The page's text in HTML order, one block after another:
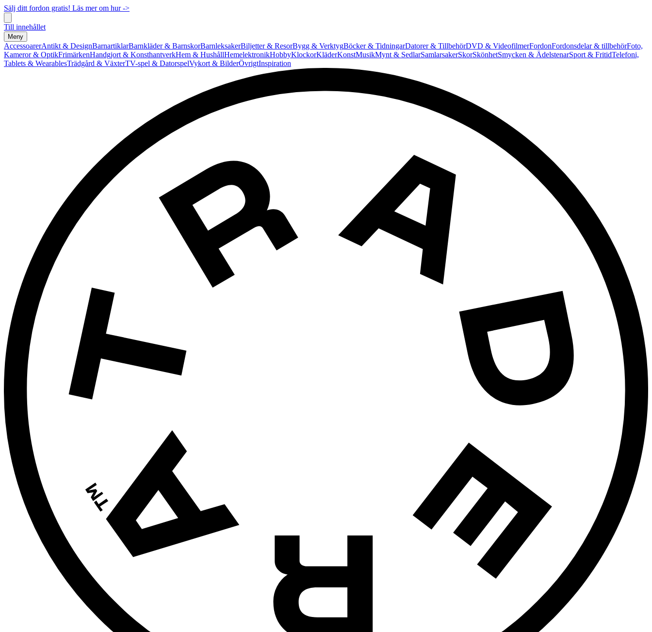
Sälj ditt fordon gratis! Läs mer om hur ->
Till innehållet
Meny
AccessoarerAntikt & DesignBarnartiklarBarnkläder & BarnskorBarnleksakerBiljetter & ResorBygg & VerktygBöcker & TidningarDatorer & TillbehörDVD & VideofilmerFordonFordonsdelar & tillbehörFoto,
Kameror & OptikFrimärkenHandgjort & KonsthantverkHem & HushållHemelektronikHobbyKlockorKläderKonstMusikMynt & SedlarSamlarsakerSkorSkönhetSmycken & ÄdelstenarSport & FritidTelefoni,
Tablets & WearablesTrädgård & VäxterTV-spel & DatorspelVykort & BilderÖvrigtInspiration